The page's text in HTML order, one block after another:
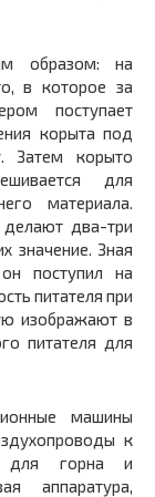
образом: на
в которое за
поступает
корыта под
Затем корыто
для
материала.
два-три
значение. Зная
поступил на
питателя при
изображают в
питателя для
машины
к
для горна и
аппаратура,